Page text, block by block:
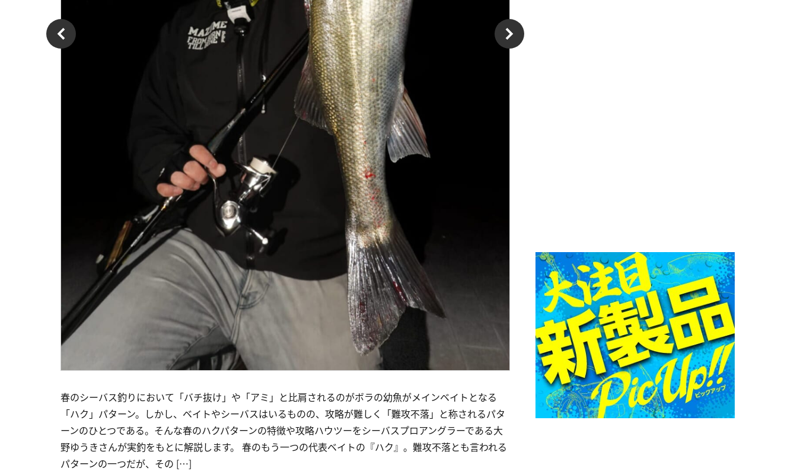
春のシーバス釣りにおいて「バチ抜け」や「アミ」と比肩されるのがボラの幼魚がメインベイトとなる
「ハク」パターン。しかし、ベイトやシーバスはいるものの、攻略が難しく「難攻不落」と称されるパタ
ーンのひとつである。そんな春のハクパターンの特徴や攻略ハウツーをシーバスプロアングラーである大
野ゆうきさんが実釣をもとに解説します。 春のもう一つの代表ベイトの『ハク』。難攻不落とも言われる
パターンの一つだが、その […]